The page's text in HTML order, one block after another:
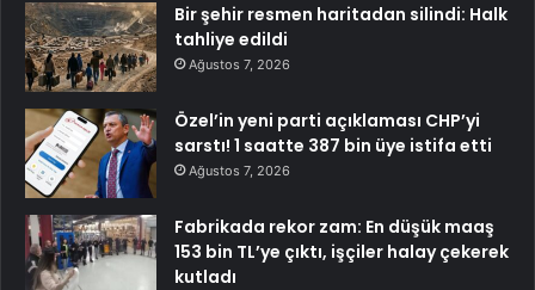
Bir şehir resmen haritadan silindi: Halk
tahliye edildi
Ağustos 7, 2026
Özel’in yeni parti açıklaması CHP’yi
sarstı! 1 saatte 387 bin üye istifa etti
Ağustos 7, 2026
Fabrikada rekor zam: En düşük maaş
153 bin TL’ye çıktı, işçiler halay çekerek
kutladı